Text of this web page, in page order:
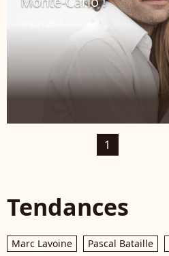
1
Tendances
Marc Lavoine Pascal Bataille